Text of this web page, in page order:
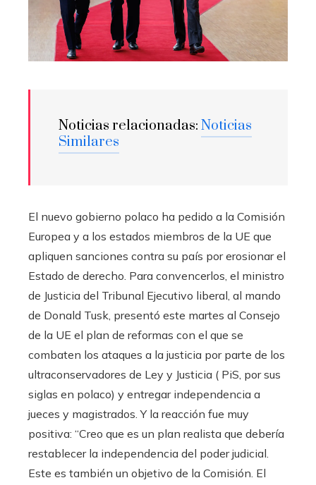
Noticias relacionadas: Noticias
Similares
El nuevo gobierno polaco ha pedido a la Comisión
Europea y a los estados miembros de la UE que
apliquen sanciones contra su país por erosionar el
Estado de derecho. Para convencerlos, el ministro
de Justicia del Tribunal Ejecutivo liberal, al mando
de Donald Tusk, presentó este martes al Consejo
de la UE el plan de reformas con el que se
combaten los ataques a la justicia por parte de los
ultraconservadores de Ley y Justicia ( PiS, por sus
siglas en polaco) y entregar independencia a
jueces y magistrados. Y la reacción fue muy
positiva: “Creo que es un plan realista que debería
restablecer la independencia del poder judicial.
Este es también un objetivo de la Comisión. El